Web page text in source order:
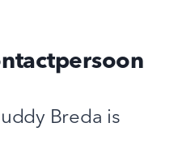
Breda is